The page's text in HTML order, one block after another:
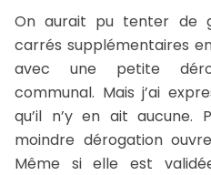
On aurait pu tenter de
carrés supplémentaires
avec une petite
communal. Mais j’ai
qu’il n’y en ait aucune.
moindre dérogation
Même si elle est